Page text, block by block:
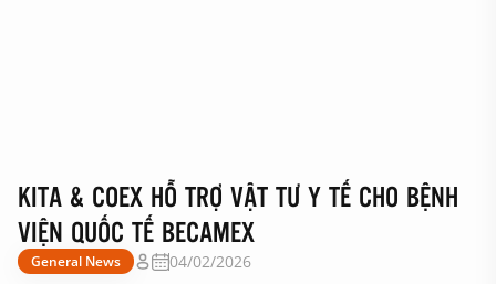
KITA & COEX HỖ TRỢ VẬT TƯ Y TẾ CHO BỆNH
VIỆN QUỐC TẾ BECAMEX
General News 04/02/2026